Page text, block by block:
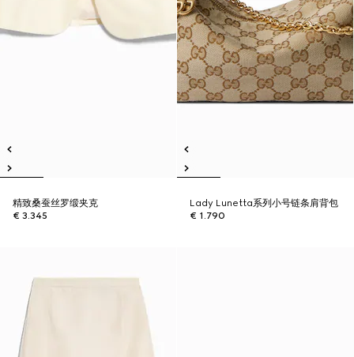
精致桑蚕丝罗缎夹克
€ 3.345
Lady Lunetta系列小号链条肩背包
€ 1.790